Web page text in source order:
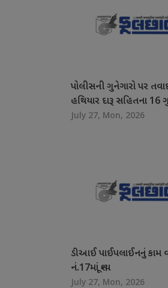
પોલીસની ગુનેગારો પર
હથિયાર દારૂ સહિતના 16
નોંધાયા
July 27, Mon, 2026
ડીઆઈ પાઈપલાઈનનું કામ
નં.17માં શૂન્ય
July 27, Mon, 2026